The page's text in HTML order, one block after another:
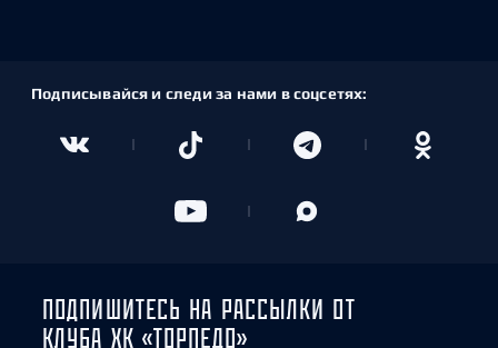
Подписывайся и следи за нами в соцсетях:
ПОДПИШИТЕСЬ НА РАССЫЛКИ ОТ
КЛУБА ХК «ТОРПЕДО»